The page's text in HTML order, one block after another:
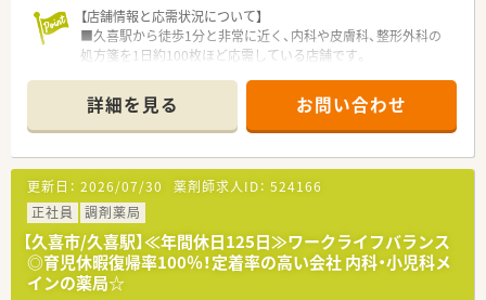
■育休取得率100％、復帰率も100％！
復帰後の短時間勤務制度も完備
すでに取得している方が多いので、周囲の理解も高く、安心し
■10年刻みの勤続表彰制度や新卒には奨学金支援制度も用意さ
れています
■産前産後休業、育児短時間勤務はもちろんのこと、育児両立支
※結婚や出産を機に退職することはなく長く働ける環境が整っ
た会社です
【店舗情報と応需状況について】
■久喜駅から徒歩1分と非常に近く、内科や皮膚科、整形外科の
処方箋を1日約100枚ほど応需している店舗です。
に取り組むなど地域に根ざした運営を行っています。
■皮膚科や整形外科など幅広い科目を扱っており、多岐にわたる
処方経験を積むことができる環境が整っています。
【法人特徴について】
■大阪を拠点に埼玉や神奈川など広域で展開しており、地域密着
型のかかりつけ薬局を目指している法人です。
■社長がＭＲ出身ということもあり、蓄積された豊富な情報をも
とに独立開業の支援も積極的に行っています。
■かかりつけ薬剤師のノルマは一切設けず、患者様ファーストの
考え方を全店舗で共有して運営しています。
詳細を見る お問い合わせ
更新日： 2026/07/30 薬剤師求人ID： 524166
正社員
調剤薬局
【久喜市/久喜駅】≪年間休日125日≫ワークライフバランス
◎育児休暇復帰率100％！定着率の高い会社 内科・小児科メ
インの薬局☆